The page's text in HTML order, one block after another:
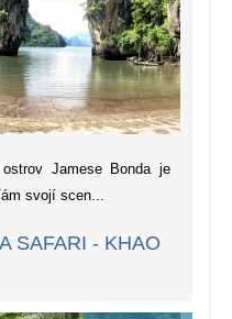
Jamese Bonda je
svojí scen...
SAFARI - KHAO